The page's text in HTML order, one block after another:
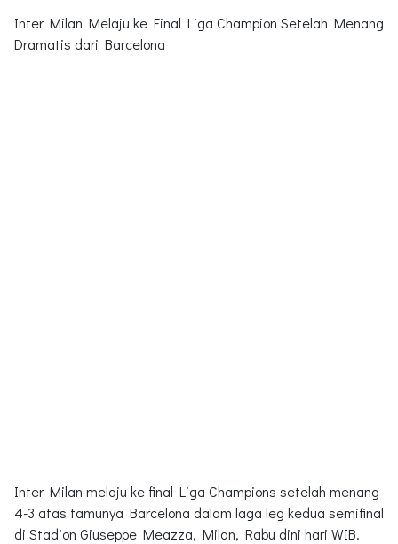
Inter Milan Melaju ke Final Liga Champion Setelah Menang
Dramatis dari Barcelona
Inter Milan melaju ke final Liga Champions setelah menang
4-3 atas tamunya Barcelona dalam laga leg kedua semifinal
di Stadion Giuseppe Meazza, Milan, Rabu dini hari WIB.